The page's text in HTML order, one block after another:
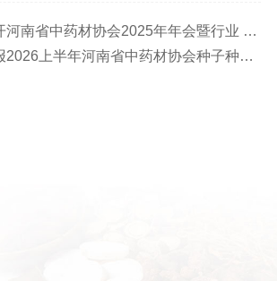
上一篇：关于召开河南省中药材协会2025年年会暨行业 表彰大会的通知（第二轮）
下一篇：关于申报2026上半年河南省中药材协会种子种苗繁育基地和规范化种植基地的通知